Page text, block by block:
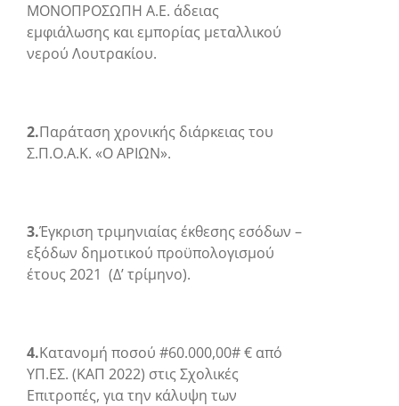
ΜΟΝΟΠΡΟΣΩΠΗ Α.Ε. άδειας
εμφιάλωσης και εμπορίας μεταλλικού
νερού Λουτρακίου.
2.Παράταση χρονικής διάρκειας του
Σ.Π.Ο.Α.Κ. «Ο ΑΡΙΩΝ».
3.Έγκριση τριμηνιαίας έκθεσης εσόδων –
εξόδων δημοτικού προϋπολογισμού
έτους 2021 (Δ’ τρίμηνο).
4.Κατανομή ποσού #60.000,00# € από
ΥΠ.ΕΣ. (ΚΑΠ 2022) στις Σχολικές
Επιτροπές, για την κάλυψη των